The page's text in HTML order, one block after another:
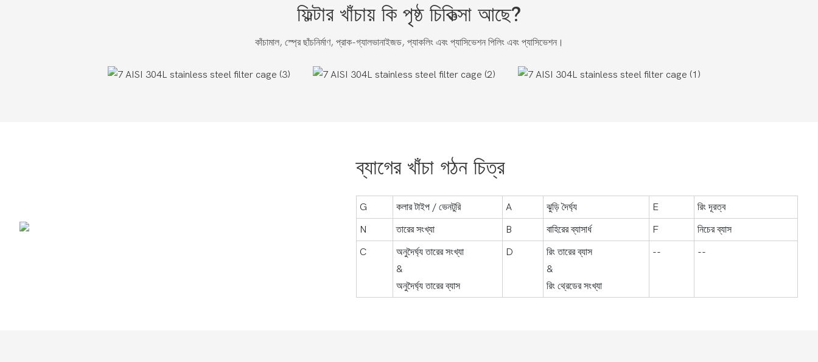
ফিল্টার খাঁচায় কি পৃষ্ঠ চিকিত্সা আছে?
কাঁচামাল, স্প্রে ছাঁচনির্মাণ, প্রাক-গ্যালভানাইজড, প্যাকলিং এবং প্যাসিভেশন পিলিং এবং প্যাসিভেশন।
ব্যাগের খাঁচা গঠন চিত্র
G কলার টাইপ / ভেনটুরি A ঝুড়ি দৈর্ঘ্য E রিং দূরত্ব
N তারের সংখ্যা B বাহিরের ব্যাসার্ধ F নিচের ব্যাস
C
অনুদৈর্ঘ্য তারের সংখ্যা
&
অনুদৈর্ঘ্য তারের ব্যাস
D
রিং তারের ব্যাস
&
রিং থ্রেডের সংখ্যা
-- --